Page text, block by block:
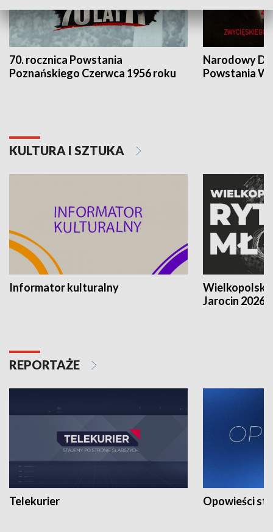
70. rocznica Powstania
Poznańskiego Czerwca 1956 roku
Narodowy
Powstania
KULTURA I SZTUKA
Informator kulturalny
Jarocin 2026
REPORTAŻE
Telekurier Opowieści